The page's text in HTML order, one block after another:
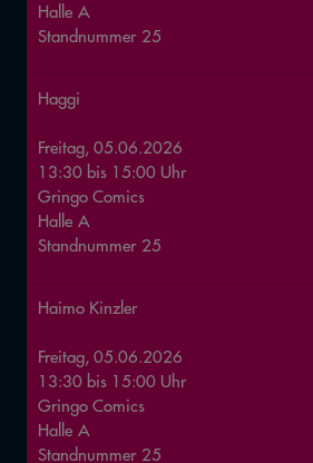
Halle A
Standnummer 25
Haggi
Freitag, 05.06.2026
13:30 bis 15:00 Uhr
Gringo Comics
Halle A
Standnummer 25
Haimo Kinzler
Freitag, 05.06.2026
13:30 bis 15:00 Uhr
Gringo Comics
Halle A
Standnummer 25